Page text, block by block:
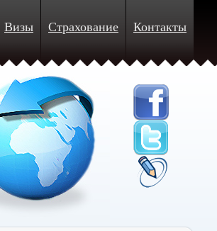
Визы Страхование Контакты